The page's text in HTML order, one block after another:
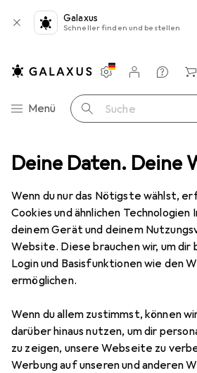
Deine Daten. Deine
Wenn du nur das Nötigste wählst,
Cookies und ähnlichen
deinem Gerät und deinem
Website. Diese brauchen wir, um dir
Login und Basisfunktionen wie den
ermöglichen.
Wenn du allem zustimmst, können
darüber hinaus nutzen, um dir
zu zeigen, unsere Webseite zu
Werbung auf unseren und anderen
Galaxus
Schneller finden und bestellen
Navigation nach Kategorien
Menü Suche
Einstellungen
Kundenkonto
Vergleichslisten
Merklisten
Warenkorb
+ Video Geräte Schutzfolie Dipos
8 Bilder
DiposDisplayschutz
EUR
11,89
214
Bewertungen